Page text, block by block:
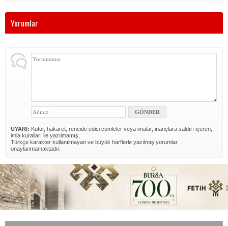
Yorumlar
UYARI: Küfür, hakaret, rencide edici cümleler veya imalar, inançlara saldırı içeren,
imla kuralları ile yazılmamış,
Türkçe karakter kullanılmayan ve büyük harflerle yazılmış yorumlar
onaylanmamaktadır.